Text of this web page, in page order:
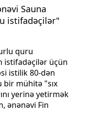
Sauna
istifadəçilər"
quru
istifadəçilər üçün
istilik 80-dən
bir mühitə "sıx
yerinə yetirmək
ənənəvi Fin